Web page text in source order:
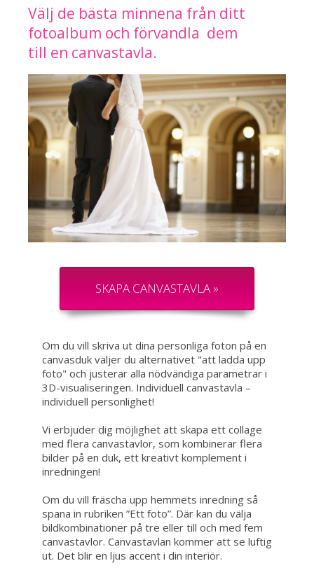
Välj de bästa minnena från ditt
fotoalbum och förvandla dem
till en canvastavla.
SKAPA CANVASTAVLA »
Om du vill skriva ut dina personliga foton på en
canvasduk väljer du alternativet "att ladda upp
foto" och justerar alla nödvändiga parametrar i
3D-visualiseringen. Individuell canvastavla –
individuell personlighet!
Vi erbjuder dig möjlighet att skapa ett collage
med flera canvastavlor, som kombinerar flera
bilder på en duk, ett kreativt komplement i
inredningen!
Om du vill fräscha upp hemmets inredning så
spana in rubriken ”Ett foto”. Där kan du välja
bildkombinationer på tre eller till och med fem
canvastavlor. Canvastavlan kommer att se luftig
ut. Det blir en ljus accent i din interiör.